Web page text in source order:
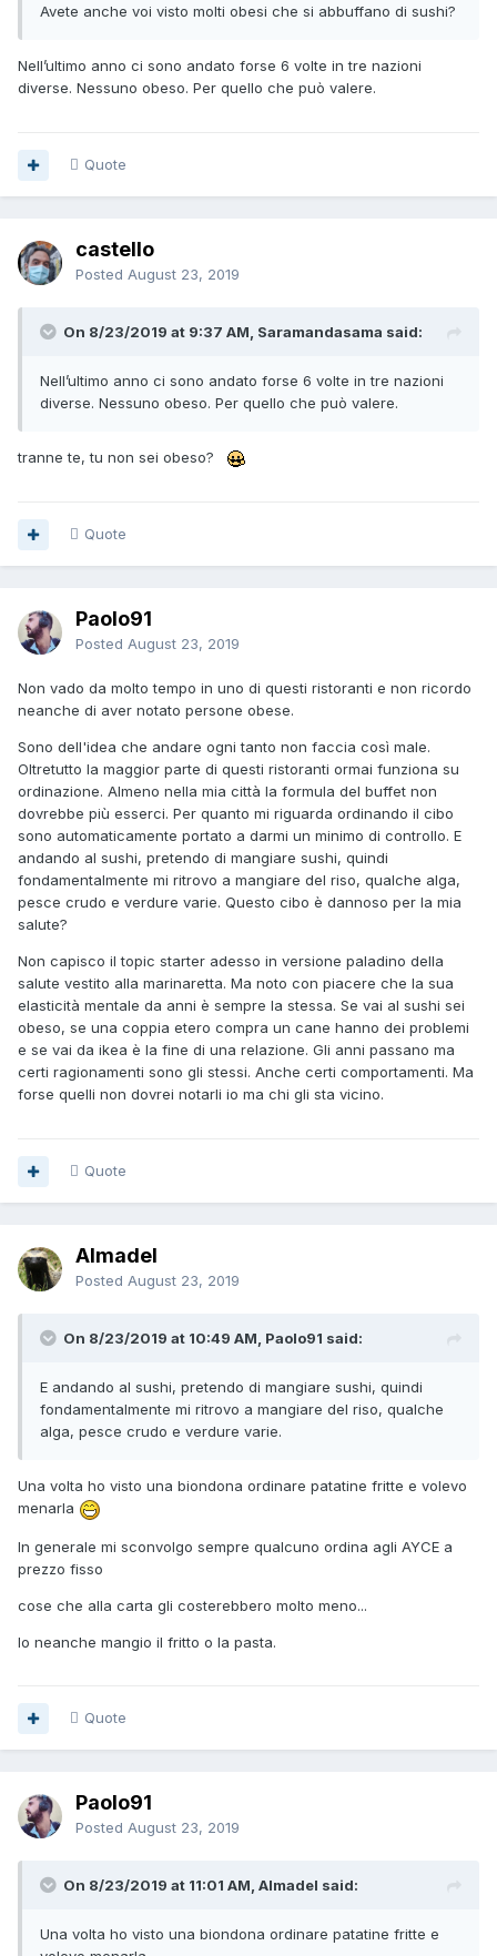
Avete anche voi visto molti obesi che si abbuffano di sushi?
Nell’ultimo anno ci sono andato forse 6 volte in tre nazioni
diverse. Nessuno obeso. Per quello che può valere.
Quote
castello
Posted August 23, 2019
On 8/23/2019 at 9:37 AM, Saramandasama said:
Nell’ultimo anno ci sono andato forse 6 volte in tre nazioni
diverse. Nessuno obeso. Per quello che può valere.
tranne te, tu non sei obeso?
Quote
Paolo91
Posted August 23, 2019
Non vado da molto tempo in uno di questi ristoranti e non ricordo
neanche di aver notato persone obese.
Sono dell'idea che andare ogni tanto non faccia così male.
Oltretutto la maggior parte di questi ristoranti ormai funziona su
ordinazione. Almeno nella mia città la formula del buffet non
dovrebbe più esserci. Per quanto mi riguarda ordinando il cibo
sono automaticamente portato a darmi un minimo di controllo. E
andando al sushi, pretendo di mangiare sushi, quindi
fondamentalmente mi ritrovo a mangiare del riso, qualche alga,
pesce crudo e verdure varie. Questo cibo è dannoso per la mia
salute?
Non capisco il topic starter adesso in versione paladino della
salute vestito alla marinaretta. Ma noto con piacere che la sua
elasticità mentale da anni è sempre la stessa. Se vai al sushi sei
obeso, se una coppia etero compra un cane hanno dei problemi
e se vai da ikea è la fine di una relazione. Gli anni passano ma
certi ragionamenti sono gli stessi. Anche certi comportamenti. Ma
forse quelli non dovrei notarli io ma chi gli sta vicino.
Quote
Almadel
Posted August 23, 2019
On 8/23/2019 at 10:49 AM, Paolo91 said:
E andando al sushi, pretendo di mangiare sushi, quindi
fondamentalmente mi ritrovo a mangiare del riso, qualche
alga, pesce crudo e verdure varie.
Una volta ho visto una biondona ordinare patatine fritte e volevo
menarla
In generale mi sconvolgo sempre qualcuno ordina agli AYCE a
prezzo fisso
cose che alla carta gli costerebbero molto meno...
Io neanche mangio il fritto o la pasta.
Quote
Paolo91
Posted August 23, 2019
On 8/23/2019 at 11:01 AM, Almadel said:
Una volta ho visto una biondona ordinare patatine fritte e